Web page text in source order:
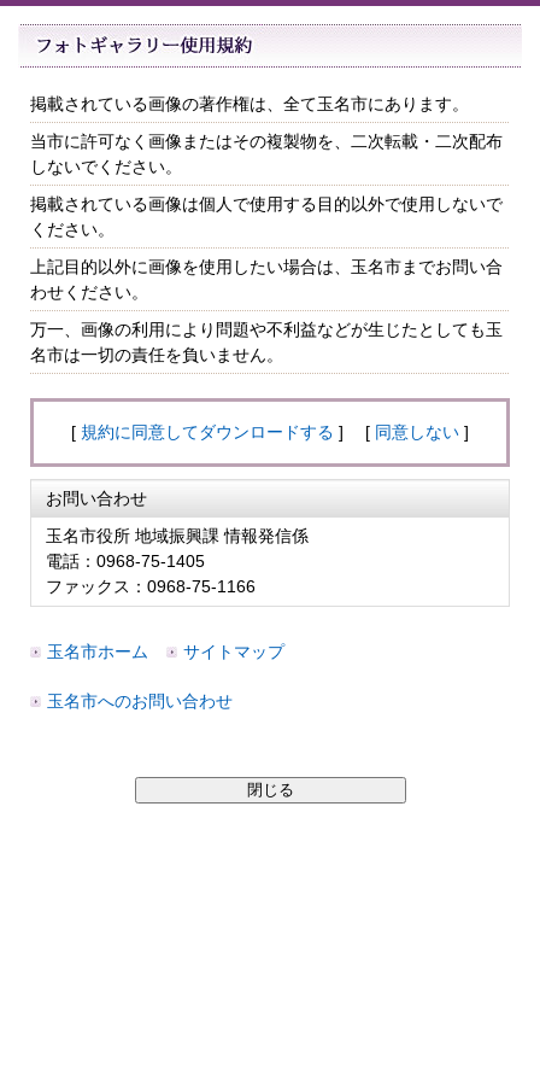
掲載されている画像の著作権は、全て玉名市にあります。
当市に許可なく画像またはその複製物を、二次転載・二次配布
しないでください。
掲載されている画像は個人で使用する目的以外で使用しないで
ください。
上記目的以外に画像を使用したい場合は、玉名市までお問い合
わせください。
万一、画像の利用により問題や不利益などが生じたとしても玉
名市は一切の責任を負いません。
[ 規約に同意してダウンロードする ] [ 同意しない ]
お問い合わせ
玉名市役所 地域振興課 情報発信係
電話：0968-75-1405
ファックス：0968-75-1166
玉名市ホーム サイトマップ
玉名市へのお問い合わせ